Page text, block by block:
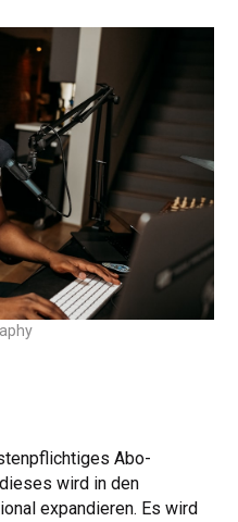
Abo-
wird in den
expandieren. Es wird